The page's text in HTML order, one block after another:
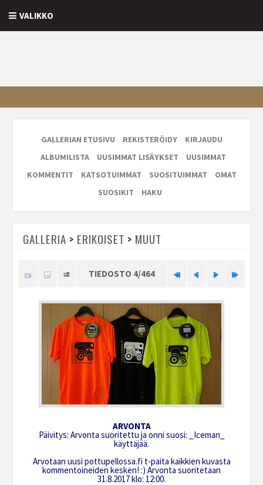
VALIKKO
GALLERIAN ETUSIVU REKISTERÖIDY
KIRJAUDU
ALBUMILISTA
UUSIMMAT LISÄYKSET
UUSIMMAT
KOMMENTIT
KATSOTUIMMAT SUOSITUIMMAT
OMAT
SUOSIKIT
HAKU
GALLERIA > ERIKOISET > MUUT
TIEDOSTO 4/464
ARVONTA
Päivitys: Arvonta suoritettu ja onni suosi: _Iceman_
käyttäjää.
Arvotaan uusi pottupellossa.fi t-paita kaikkien kuvasta
kommentoineiden kesken! :) Arvonta suoritetaan
31.8.2017 klo: 12:00.